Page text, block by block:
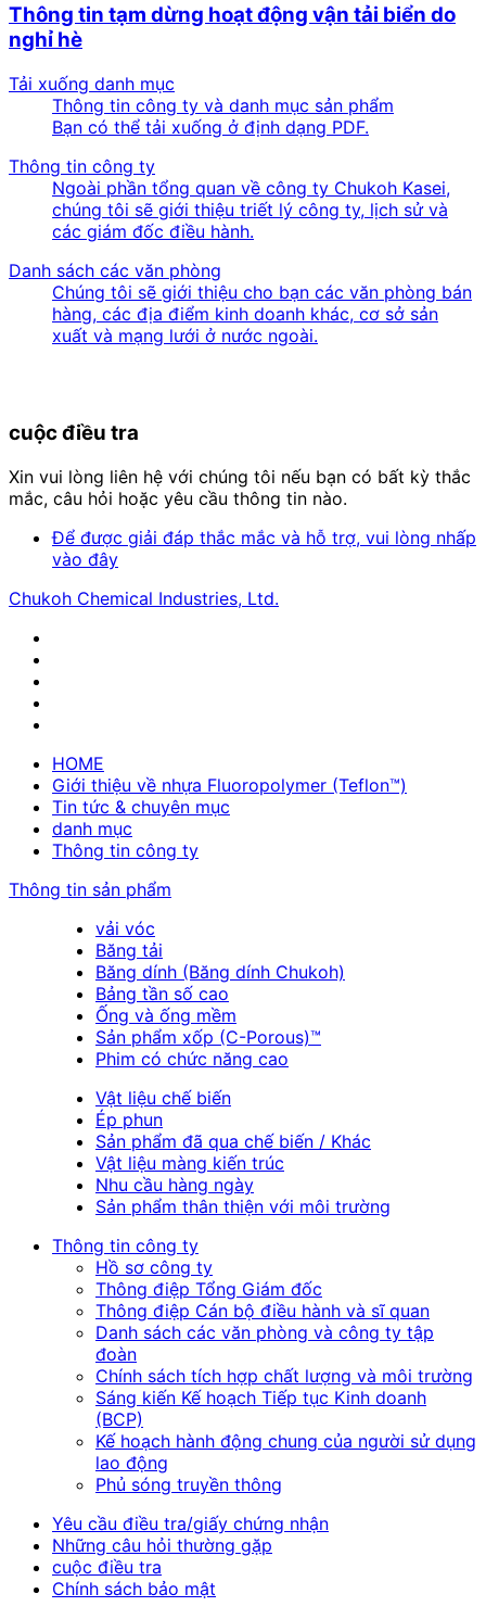
Thông tin tạm dừng hoạt động vận tải biển do
nghỉ hè
Tải xuống danh mục
Thông tin công ty và danh mục sản phẩm
Bạn có thể tải xuống ở định dạng PDF.
Thông tin công ty
Ngoài phần tổng quan về công ty Chukoh Kasei,
chúng tôi sẽ giới thiệu triết lý công ty, lịch sử và
các giám đốc điều hành.
Danh sách các văn phòng
Chúng tôi sẽ giới thiệu cho bạn các văn phòng bán
hàng, các địa điểm kinh doanh khác, cơ sở sản
xuất và mạng lưới ở nước ngoài.
cuộc điều tra
Xin vui lòng liên hệ với chúng tôi nếu bạn có bất kỳ thắc
mắc, câu hỏi hoặc yêu cầu thông tin nào.
Để được giải đáp thắc mắc và hỗ trợ, vui lòng nhấp
vào đây
Chukoh Chemical Industries, Ltd.
HOME
Giới thiệu về nhựa Fluoropolymer (Teflon™)
Tin tức & chuyên mục
danh mục
Thông tin công ty
Thông tin sản phẩm
vải vóc
Băng tải
Băng dính (Băng dính Chukoh)
Bảng tần số cao
Ống và ống mềm
Sản phẩm xốp (C-Porous)™
Phim có chức năng cao
Vật liệu chế biến
Ép phun
Sản phẩm đã qua chế biến / Khác
Vật liệu màng kiến trúc
Nhu cầu hàng ngày
Sản phẩm thân thiện với môi trường
Thông tin công ty
Hồ sơ công ty
Thông điệp Tổng Giám đốc
Thông điệp Cán bộ điều hành và sĩ quan
Danh sách các văn phòng và công ty tập
đoàn
Chính sách tích hợp chất lượng và môi trường
Sáng kiến Kế hoạch Tiếp tục Kinh doanh
(BCP)
Kế hoạch hành động chung của người sử dụng
lao động
Phủ sóng truyền thông
Yêu cầu điều tra/giấy chứng nhận
Những câu hỏi thường gặp
cuộc điều tra
Chính sách bảo mật